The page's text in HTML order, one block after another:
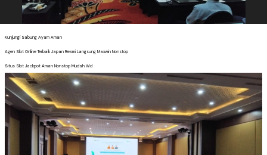
Kunjungi Sabung Ayam Aman
Agen Slot Online Terbaik Japan Resmi Langsung Maxwin Nonstop
Situs Slot Jackpot Aman Nonstop Mudah Wd